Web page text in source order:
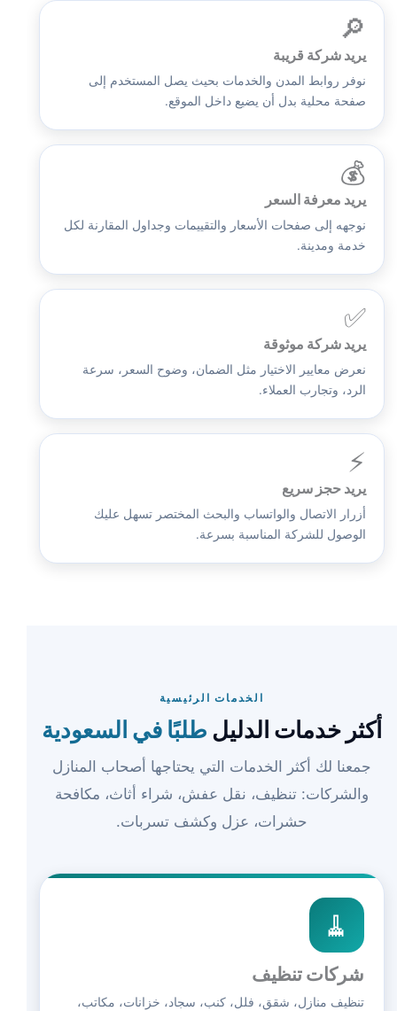
🔎
يريد شركة قريبة
نوفر روابط المدن والخدمات بحيث يصل المستخدم إلى
صفحة محلية بدل أن يضيع داخل الموقع.
💰
يريد معرفة السعر
نوجهه إلى صفحات الأسعار والتقييمات وجداول المقارنة لكل
خدمة ومدينة.
✅
يريد شركة موثوقة
نعرض معايير الاختيار مثل الضمان، وضوح السعر، سرعة
الرد، وتجارب العملاء.
⚡
يريد حجز سريع
أزرار الاتصال والواتساب والبحث المختصر تسهل عليك
الوصول للشركة المناسبة بسرعة.
الخدمات الرئيسية
أكثر خدمات الدليل طلبًا في السعودية
جمعنا لك أكثر الخدمات التي يحتاجها أصحاب المنازل
والشركات: تنظيف، نقل عفش، شراء أثاث، مكافحة
حشرات، عزل وكشف تسربات.
🧹
شركات تنظيف
تنظيف منازل، شقق، فلل، كنب، سجاد، خزانات، مكاتب،